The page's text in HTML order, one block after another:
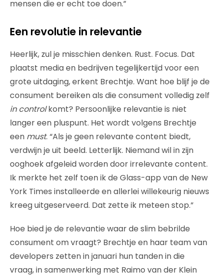
mensen die er echt toe doen.”
Een revolutie in relevantie
Heerlijk, zul je misschien denken. Rust. Focus. Dat
plaatst media en bedrijven tegelijkertijd voor een
grote uitdaging, erkent Brechtje. Want hoe blijf je de
consument bereiken als die consument volledig zelf
in controlkomt? Persoonlijke relevantie is niet
langer een pluspunt. Het wordt volgens Brechtje
een must. “Als je geen relevante content biedt,
verdwijn je uit beeld. Letterlijk. Niemand wil in zijn
ooghoek afgeleid worden door irrelevante content.
Ik merkte het zelf toen ik de Glass-app van de New
York Times installeerde en allerlei willekeurig nieuws
kreeg uitgeserveerd. Dat zette ik meteen stop.”
Hoe bied je de relevantie waar de slim bebrilde
consument om vraagt? Brechtje en haar team van
developers zetten in januari hun tanden in die
vraag, in samenwerking met Raimo van der Klein